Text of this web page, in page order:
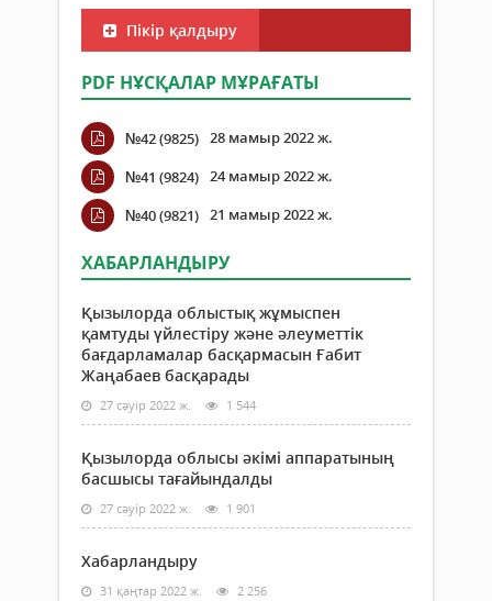
Пікір қалдыру
PDF НҰСҚАЛАР МҰРАҒАТЫ
№42 (9825) 28 мамыр 2022 ж.
№41 (9824) 24 мамыр 2022 ж.
№40 (9821) 21 мамыр 2022 ж.
ХАБАРЛАНДЫРУ
Қызылорда облыстық жұмыспен
қамтуды үйлестіру және әлеуметтік
бағдарламалар басқармасын Ғабит
Жаңабаев басқарады
27 сәуір 2022 ж. 1 544
Қызылорда облысы әкімі аппаратының
басшысы тағайындалды
27 сәуір 2022 ж. 1 901
Хабарландыру
31 қаңтар 2022 ж. 2 256